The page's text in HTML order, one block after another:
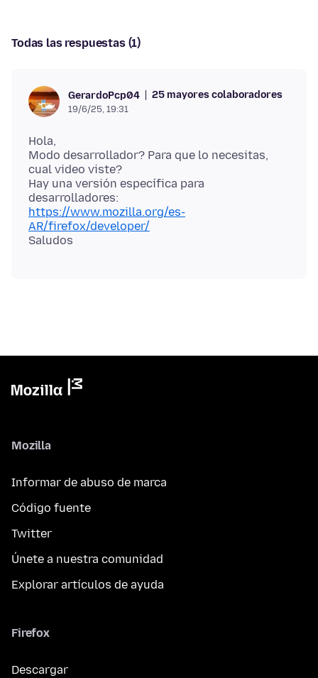
Todas las respuestas (1)
GerardoPcp04 25 mayores colaboradores
19/6/25, 19:31
Hola,
Modo desarrollador? Para que lo necesitas,
cual video viste?
Hay una versión específica para
https://www.mozilla.org/es-
AR/firefox/developer/
Mozilla
Informar de abuso de marca
Código fuente
Twitter
Únete a nuestra comunidad
Explorar artículos de ayuda
Firefox
Descargar